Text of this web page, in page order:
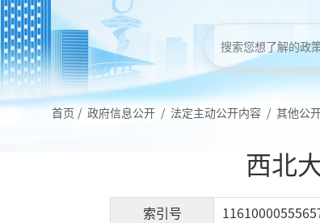
首页 / 政府信息公开 / 法定主动公开内容 / 其他公
西北
索引号